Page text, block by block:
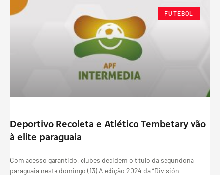
FUTEBOL
Deportivo Recoleta e Atlético Tembetary vão
à elite paraguaia
Com acesso garantido, clubes decidem o título da segundona
paraguaia neste domingo (13) A edição 2024 da “División